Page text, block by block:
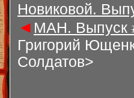
Новиковой.
◄ МАН. Выпуск
Григорий
Солдатов>